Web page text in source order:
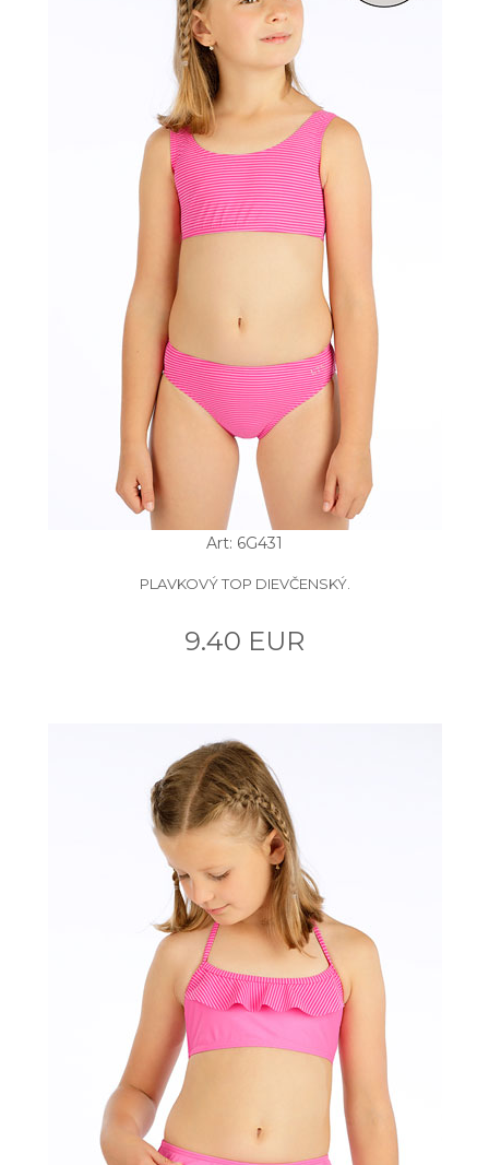
Art: 6G431
PLAVKOVÝ TOP DIEVČENSKÝ.
9.40 EUR